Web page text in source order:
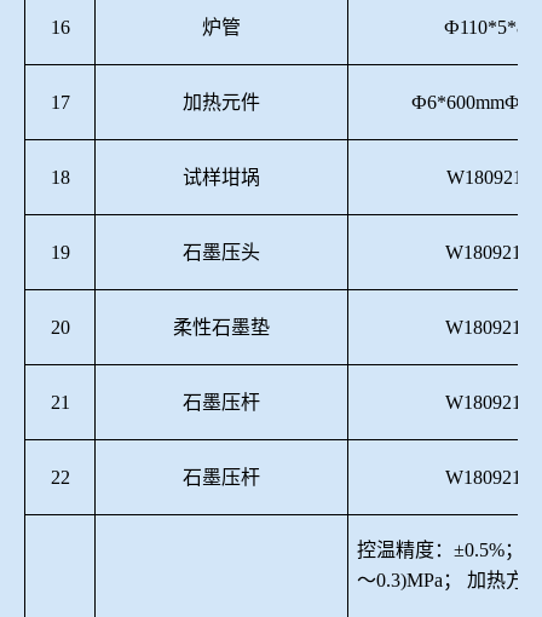
16 炉管
17 加热元件
18 试样坩埚 W180921-
19 石墨压头 W180921-
20 柔性石墨垫 W180921-
21 石墨压杆 W180921-
22 石墨压杆 W180921-
控温精度：±0.5%；
～0.3)MPa；加热方